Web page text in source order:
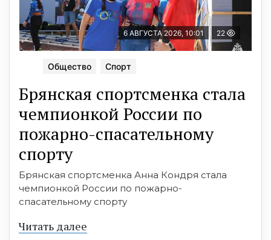
6 АВГУСТА 2026, 10:01 22
Общество Спорт
Брянская спортсменка стала
чемпионкой России по
пожарно-спасательному
спорту
Брянская спортсменка Анна Кондря стала
чемпионкой России по пожарно-
спасательному спорту
Читать далее